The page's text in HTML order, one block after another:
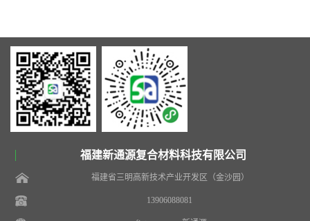
福建新通源复合材料科技有限公司
福建省三明高新技术产业开发区（金沙园）
13906088081